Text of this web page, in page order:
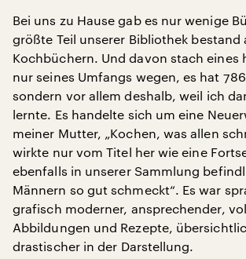
Bei uns zu Hause gab es nur wenige
größte Teil unserer Bibliothek bestand
Kochbüchern. Und davon stach eines
nur seines Umfangs wegen, es hat
sondern vor allem deshalb, weil ich
lernte. Es handelte sich um eine
meiner Mutter, „Kochen, was allen
wirkte nur vom Titel her wie eine
ebenfalls in unserer Sammlung
Männern so gut schmeckt“. Es war
grafisch moderner, ansprechender,
Abbildungen und Rezepte,
drastischer in der Darstellung.